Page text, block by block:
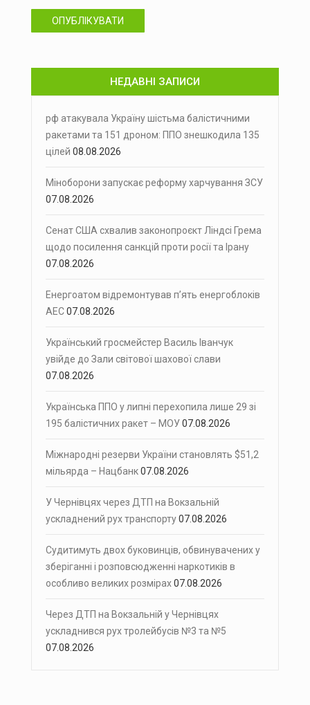
ОПУБЛІКУВАТИ
НЕДАВНІ ЗАПИСИ
рф атакувала Україну шістьма балістичними
ракетами та 151 дроном: ППО знешкодила 135
цілей 08.08.2026
Міноборони запускає реформу харчування ЗСУ
07.08.2026
Сенат США схвалив законопроєкт Ліндсі Грема
щодо посилення санкцій проти росії та Ірану
07.08.2026
Енергоатом відремонтував п’ять енергоблоків
АЕС07.08.2026
Український гросмейстер Василь Іванчук
увійде до Зали світової шахової слави
07.08.2026
Українська ППО у липні перехопила лише 29 зі
195 балістичних ракет – МОУ07.08.2026
Міжнародні резерви України становлять $51,2
мільярда – Нацбанк07.08.2026
У Чернівцях через ДТП на Вокзальній
ускладнений рух транспорту07.08.2026
Судитимуть двох буковинців, обвинувачених у
зберіганні і розповсюдженні наркотиків в
особливо великих розмірах07.08.2026
Через ДТП на Вокзальній у Чернівцях
ускладнився рух тролейбусів №3 та №5
07.08.2026